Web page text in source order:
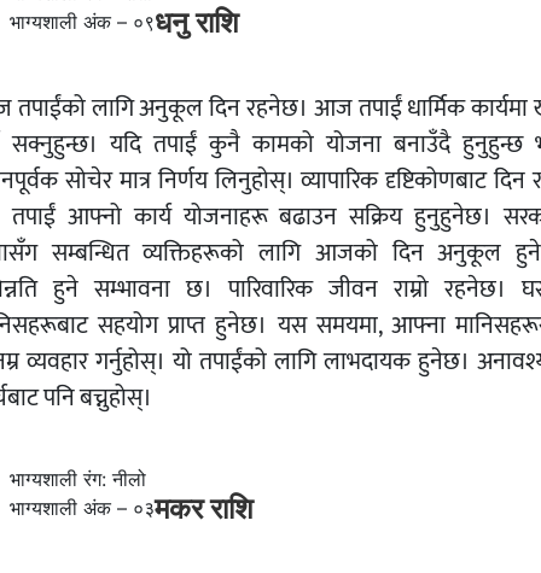
भाग्यशाली अंक – ०९धनु राशि
लागि अनुकूल दिन रहनेछ। आज तपाईं धार्मिक कार्यमा
सक्नुहुन्छ। यदि तपाईं कुनै कामको योजना बनाउँदै हुनुहुन्छ
सोचेर मात्र निर्णय लिनुहोस्। व्यापारिक दृष्टिकोणबाट दिन
आफ्नो कार्य योजनाहरू बढाउन सक्रिय हुनुहुनेछ।
सम्बन्धित व्यक्तिहरूको लागि आजको दिन अनुकूल
हुने सम्भावना छ। पारिवारिक जीवन राम्रो रहनेछ।
सहयोग प्राप्त हुनेछ। यस समयमा, आफ्ना
व्यवहार गर्नुहोस्। यो तपाईंको लागि लाभदायक हुनेछ।
पनि बच्नुहोस्।
भाग्यशाली रंग: नीलो
भाग्यशाली अंक – ०३मकर राशि